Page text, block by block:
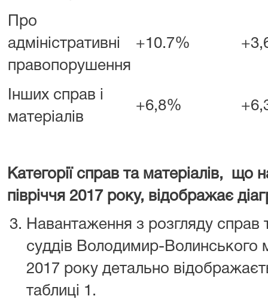
Про
адміністративні
правопорушення
+10.7%
Інших справ і
матеріалів
+6,8%
Категорії справ та матеріалів, що
півріччя 2017 року,
Навантаження з розгляду справ
суддів Володимир-Волинського
2017 року детально
таблиці 1.